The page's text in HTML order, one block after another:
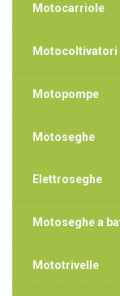
Motocarriole
Motocoltivatori
Motopompe
Motoseghe
Elettroseghe
Motoseghe a
Mototrivelle